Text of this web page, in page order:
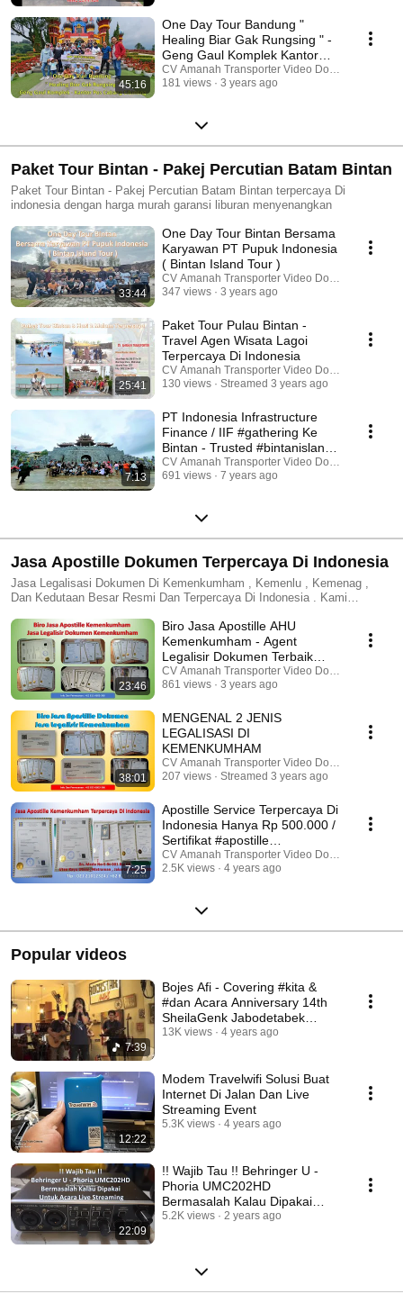
45:16
One Day Tour Bandung "
Healing Biar Gak Rungsing " -
Geng Gaul Komplek Kantor
Pos Cabang Cibinong
CV Amanah Transporter Video Dokumentasi
181 views
3 years ago
Paket Tour Bintan - Pakej Percutian Batam Bintan
Paket Tour Bintan - Pakej Percutian Batam Bintan terpercaya Di
indonesia dengan harga murah garansi liburan menyenangkan
33:44
One Day Tour Bintan Bersama
Karyawan PT Pupuk Indonesia
( Bintan Island Tour )
CV Amanah Transporter Video Dokumentasi
347 views
3 years ago
25:41
Paket Tour Pulau Bintan -
Travel Agen Wisata Lagoi
Terpercaya Di Indonesia
CV Amanah Transporter Video Dokumentasi
130 views
Streamed 3 years ago
7:13
PT Indonesia Infrastructure
Finance / IIF #gathering Ke
Bintan - Trusted #bintanisland
Tour #bintan
CV Amanah Transporter Video Dokumentasi
691 views
7 years ago
Jasa Apostille Dokumen Terpercaya Di Indonesia
Jasa Legalisasi Dokumen Di Kemenkumham , Kemenlu , Kemenag ,
Dan Kedutaan Besar Resmi Dan Terpercaya Di Indonesia . Kami
Internasional , Akte Kelahiran Dan Dokumen Lain nya
23:46
Biro Jasa Apostille AHU
Kemenkumham - Agent
Legalisir Dokumen Terbaik
Harga Murah Di Indonesia
CV Amanah Transporter Video Dokumentasi
861 views
3 years ago
38:01
MENGENAL 2 JENIS
LEGALISASI DI
KEMENKUMHAM
CV Amanah Transporter Video Dokumentasi
207 views
Streamed 3 years ago
7:25
Apostille Service Terpercaya Di
Indonesia Hanya Rp 500.000 /
Sertifikat #apostille
#documents
CV Amanah Transporter Video Dokumentasi
2.5K views
4 years ago
Popular videos
7:39
Bojes Afi - Covering #kita &
#dan Acara Anniversary 14th
SheilaGenk Jabodetabek
#sheilaon7
13K views 4 years ago
12:22
Modem Travelwifi Solusi Buat
Internet Di Jalan Dan Live
Streaming Event
5.3K views 4 years ago
22:09
!! Wajib Tau !! Behringer U -
Phoria UMC202HD
Bermasalah Kalau Dipakai
Untuk Acara Live Streaming
5.2K views 2 years ago